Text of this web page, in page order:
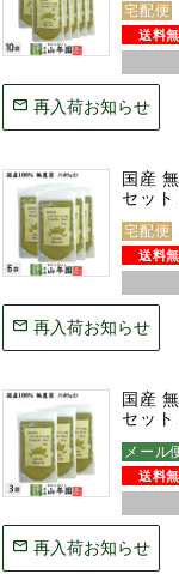
宅配便
再入荷お知らせ
国産
セッ
宅配便
再入荷お知らせ
国産
セッ
メール
再入荷お知らせ